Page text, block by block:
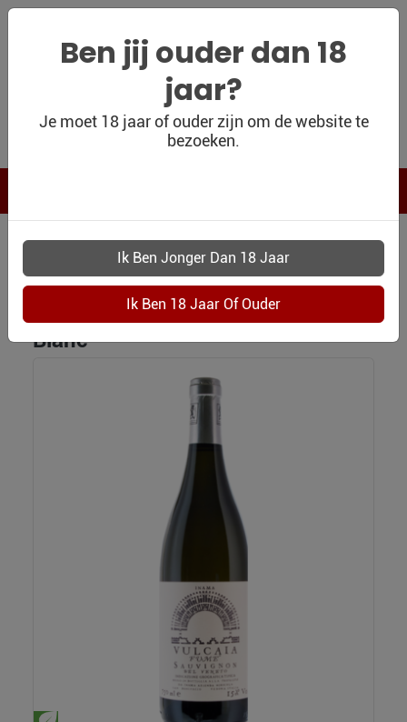
WIJNSHOP
WIJN BLOG
WIJN OUTLET
PERSOONLIJK-
WIJN-
KADOBON
Ben jij ouder dan 18
jaar?
Je moet 18 jaar of ouder zijn om de website te
bezoeken.
5545 INAMA VULCAIA FUME SAUVIGNON BLANC
Inama Vulcaia Fumé Sauvignon
Blanc